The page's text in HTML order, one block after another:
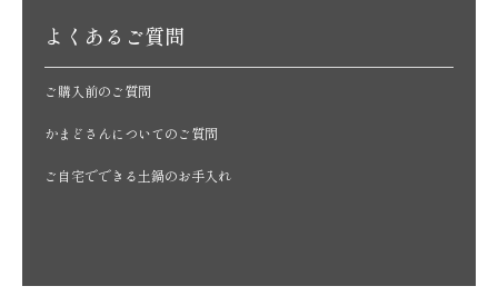
よくあるご質問
ご購入前のご質問
かまどさんについてのご質問
ご自宅でできる土鍋のお手入れ